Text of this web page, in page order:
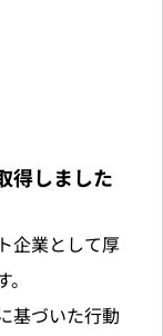
得しました
企業として厚
基づいた行動